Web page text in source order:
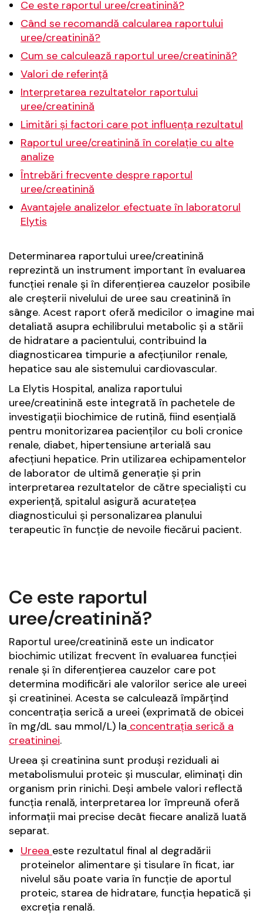
Ce este raportul uree/creatinină?
Când se recomandă calcularea raportului
uree/creatinină?
Cum se calculează raportul uree/creatinină?
Valori de referință
Interpretarea rezultatelor raportului
uree/creatinină
Limitări și factori care pot influența rezultatul
Raportul uree/creatinină în corelație cu alte
analize
Întrebări frecvente despre raportul
uree/creatinină
Avantajele analizelor efectuate în laboratorul
Elytis
Determinarea raportului uree/creatinină
reprezintă un instrument important în evaluarea
funcției renale și în diferențierea cauzelor posibile
ale creșterii nivelului de uree sau creatinină în
sânge. Acest raport oferă medicilor o imagine mai
detaliată asupra echilibrului metabolic și a stării
de hidratare a pacientului, contribuind la
diagnosticarea timpurie a afecțiunilor renale,
hepatice sau ale sistemului cardiovascular.
La Elytis Hospital, analiza raportului
uree/creatinină este integrată în pachetele de
investigații biochimice de rutină, fiind esențială
pentru monitorizarea pacienților cu boli cronice
renale, diabet, hipertensiune arterială sau
afecțiuni hepatice. Prin utilizarea echipamentelor
de laborator de ultimă generație și prin
interpretarea rezultatelor de către specialiști cu
experiență, spitalul asigură acuratețea
diagnosticului și personalizarea planului
terapeutic în funcție de nevoile fiecărui pacient.
Ce este raportul
uree/creatinină?
Raportul uree/creatinină este un indicator
biochimic utilizat frecvent în evaluarea funcției
renale și în diferențierea cauzelor care pot
determina modificări ale valorilor serice ale ureei
și creatininei. Acesta se calculează împărțind
concentrația serică a ureei (exprimată de obicei
în mg/dL sau mmol/L) la concentrația serică a
creatininei.
Ureea și creatinina sunt produși reziduali ai
metabolismului proteic și muscular, eliminați din
organism prin rinichi. Deși ambele valori reflectă
funcția renală, interpretarea lor împreună oferă
informații mai precise decât fiecare analiză luată
separat.
Ureea este rezultatul final al degradării
proteinelor alimentare și tisulare în ficat, iar
nivelul său poate varia în funcție de aportul
proteic, starea de hidratare, funcția hepatică și
excreția renală.